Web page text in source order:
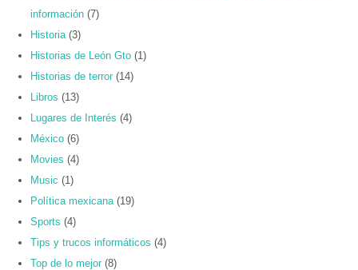
información (7)
Historia (3)
Historias de León Gto (1)
Historias de terror (14)
Libros (13)
Lugares de Interés (4)
México (6)
Movies (4)
Music (1)
Política mexicana (19)
Sports (4)
Tips y trucos informáticos (4)
Top de lo mejor (8)